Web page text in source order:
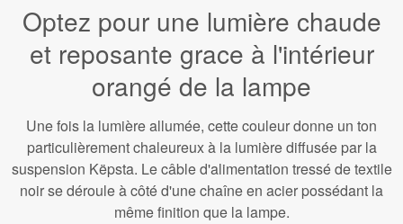
Optez pour une lumière chaude
et reposante grace à l'intérieur
orangé de la lampe
Une fois la lumière allumée, cette couleur donne un ton
particulièrement chaleureux à la lumière diffusée par la
suspension Këpsta. Le câble d'alimentation tressé de textile
noir se déroule à côté d'une chaîne en acier possédant la
même finition que la lampe.